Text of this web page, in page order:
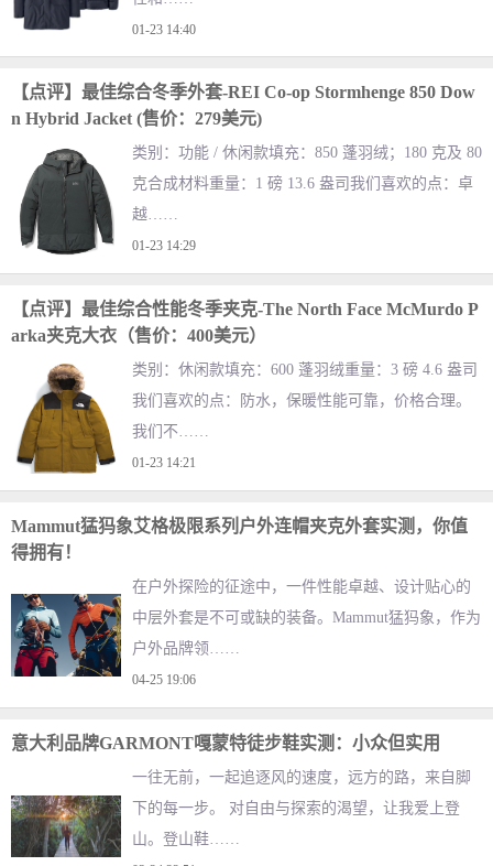
01-23 14:40
【点评】最佳综合冬季外套-REI Co-op Stormhenge 850 Dow
n Hybrid Jacket (售价：279美元)
类别：功能 / 休闲款填充：850 蓬羽绒；180 克及 80
克合成材料重量：1 磅 13.6 盎司我们喜欢的点：卓
越……
01-23 14:29
【点评】最佳综合性能冬季夹克-The North Face McMurdo P
arka夹克大衣（售价：400美元）
类别：休闲款填充：600 蓬羽绒重量：3 磅 4.6 盎司
我们喜欢的点：防水，保暖性能可靠，价格合理。
我们不……
01-23 14:21
Mammut猛犸象艾格极限系列户外连帽夹克外套实测，你值
得拥有！
在户外探险的征途中，一件性能卓越、设计贴心的
中层外套是不可或缺的装备。Mammut猛犸象，作为
户外品牌领……
04-25 19:06
意大利品牌GARMONT嘎蒙特徒步鞋实测：小众但实用
一往无前，一起追逐风的速度，远方的路，来自脚
下的每一步。 对自由与探索的渴望，让我爱上登
山。登山鞋……